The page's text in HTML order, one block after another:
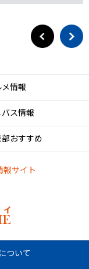
情報
バス情報
おすすめ
報サイト
ついて